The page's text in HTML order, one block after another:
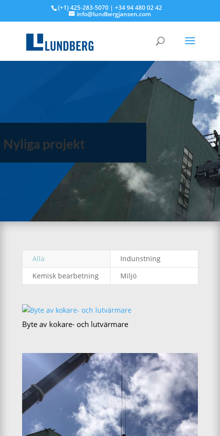
(+1) 425-283-5070 | +34 94 480 02 42
info@lundbergjansen.com
Nyliga projekt
Alla
Indunstning
Kemisk bearbetning
Miljö
Byte av kokare- och lutvärmare